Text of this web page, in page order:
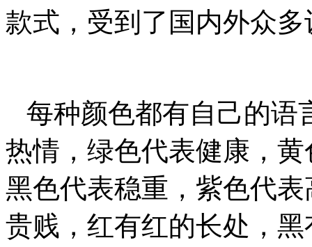
款式，受到了国内外众
每种颜色都有自己的语
热情，绿色代表健康，
黑色代表稳重，紫色代
贵贱，红有红的长处，